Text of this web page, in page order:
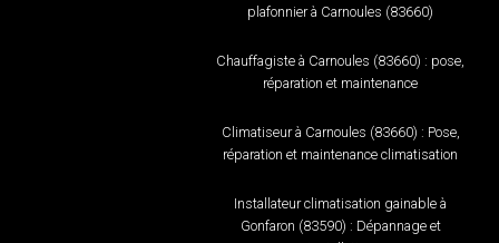
plafonnier à Carnoules (83660)
Chauffagiste à Carnoules (83660) : pose,
réparation et maintenance
Climatiseur à Carnoules (83660) : Pose,
réparation et maintenance climatisation
Installateur climatisation gainable à
Gonfaron (83590) : Dépannage et